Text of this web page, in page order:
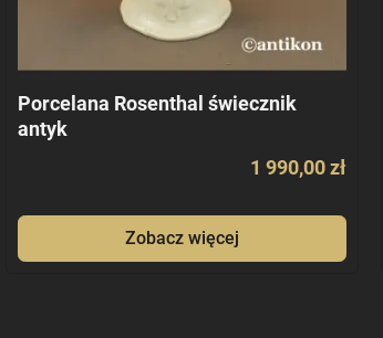
Porcelana Rosenthal świecznik
antyk
1 990,00 zł
Zobacz więcej